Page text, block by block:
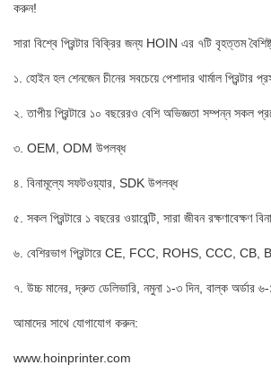
করুন!
সারা বিশ্বে প্রিন্টার বিক্রির জন্য HOIN এর ৭টি বৃহত্তম
১. হোইন হল শেনজেন চীনের সবচেয়ে পেশাদার থার্মাল প্রিন্টার
২. তাপীয় প্রিন্টারে ১০ বছরেরও বেশি অভিজ্ঞতা সম্পন্ন সকল
৩. OEM, ODM উপলব্ধ
৪. বিনামূল্যে সফটওয়্যার, SDK উপলব্ধ
৫. সকল প্রিন্টারে ১ বছরের ওয়ারেন্টি, সারা জীবন রক্ষণাবেক্ষণ
৬. বেশিরভাগ প্রিন্টারে CE, FCC, ROHS, CCC, CB,
৭. উচ্চ মানের, দ্রুত ডেলিভারি, নমুনা ১-৩ দিন, বাল্ক অর্ডার
আমাদের সাথে যোগাযোগ করুন:
www.hoinprinter.com